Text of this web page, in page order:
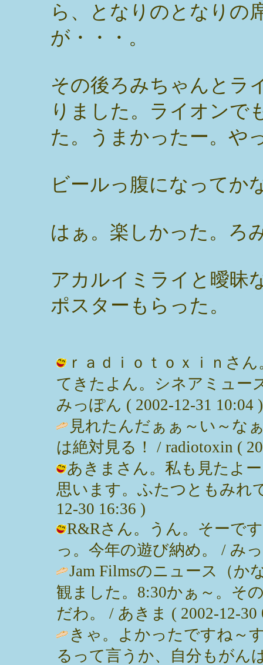
ら、となりのとなりの
が・・・。
その後ろみちゃんとラ
りました。ライオンで
た。うまかったー。や
ビールっ腹になってか
はぁ。楽しかった。ろ
アカルイミライと曖昧
ポスターもらった。
ｒａｄｉｏｔｏｘｉｎさ
てきたよん。シネアミュー
みっぽん ( 2002-12-31 10:04 )
見れたんだぁぁ～い～な
は絶対見る！ / radiotoxin (
あきまさん。私も見たよ
思います。ふたつともみれ
12-30 16:36 )
R&Rさん。うん。そーで
っ。今年の遊び納め。 / み
Jam Filmsのニュース（か
観ました。8:30かぁ～。そ
だわ。 / あきま ( 2002-12-30
きゃ。よかったですね～
るって言うか、自分もがん